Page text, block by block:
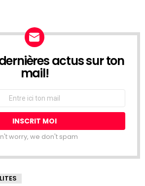
actus sur ton
mail!
worry, we don't spam